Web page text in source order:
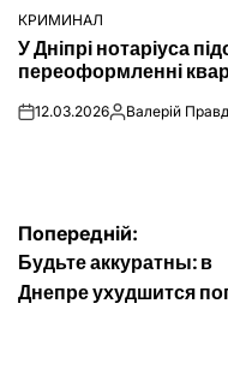
ОПУБЛІКУВАТИ
У
КРИМИНАЛ
У Дніпрі нотаріуса
переоформленні
on12.03.2026Опубліковано
Валерій
Навігація
записів
Попередній:
Будьте аккуратны: в
Днепре ухудшится